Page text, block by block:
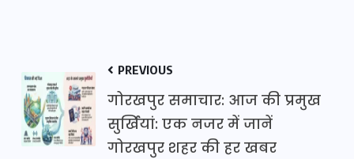
PREVIOUS
गोरखपुर समाचार: आज की प्रमुख
सुर्खियां: एक नजर में जानें
गोरखपुर शहर की हर खबर